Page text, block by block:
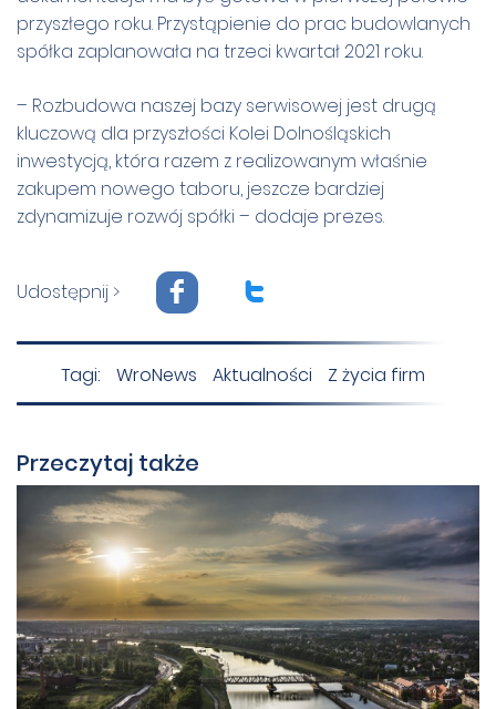
przyszłego roku. Przystąpienie do prac budowlanych
spółka zaplanowała na trzeci kwartał 2021 roku.
– Rozbudowa naszej bazy serwisowej jest drugą
kluczową dla przyszłości Kolei Dolnośląskich
inwestycją, która razem z realizowanym właśnie
zakupem nowego taboru, jeszcze bardziej
zdynamizuje rozwój spółki – dodaje prezes.
Udostępnij > F T
Tagi: WroNews Aktualności Z życia firm
Przeczytaj także